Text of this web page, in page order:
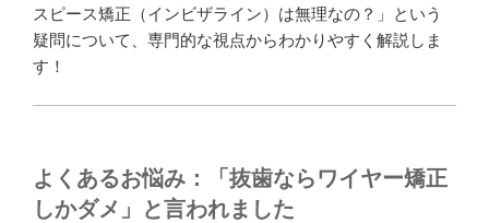
スピース矯正（インビザライン）は無理なの？」という
疑問について、専門的な視点からわかりやすく解説しま
す！
よくあるお悩み：「抜歯ならワイヤー矯正
しかダメ」と言われました